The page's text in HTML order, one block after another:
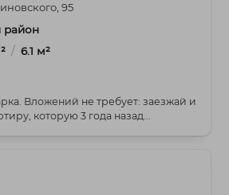
95
район
/ 6.1 м²
Вложений не требует: заезжай и
которую 3 года назад...